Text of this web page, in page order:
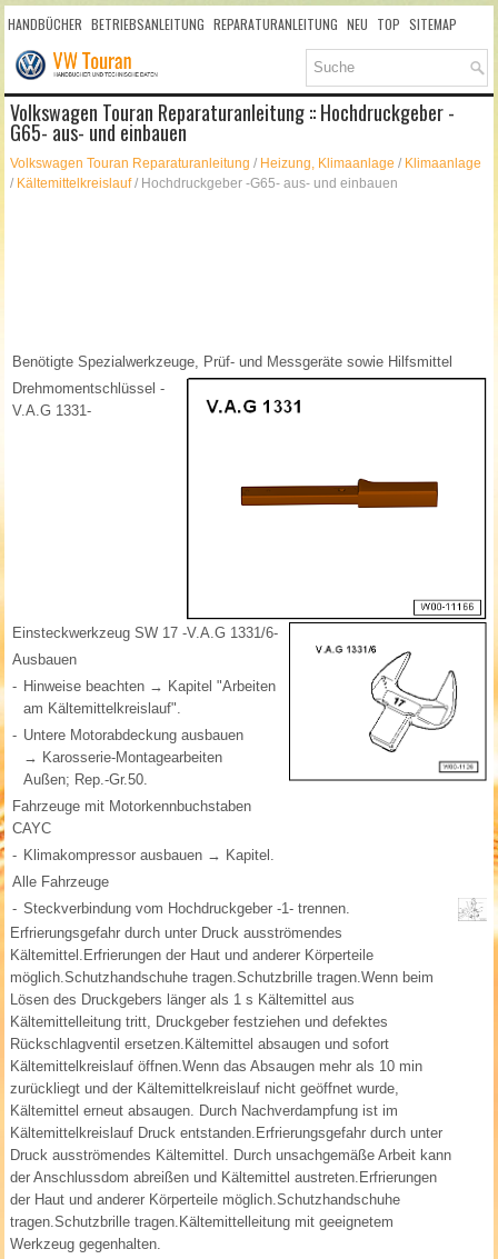
HANDBÜCHER BETRIEBSANLEITUNG REPARATURANLEITUNG NEU TOP SITEMAP
SUCHLAUF
Volkswagen Touran Reparaturanleitung :: Hochdruckgeber -
G65- aus- und einbauen
Volkswagen Touran Reparaturanleitung / Heizung, Klimaanlage / Klimaanlage
/ Kältemittelkreislauf/ Hochdruckgeber -G65- aus- und einbauen
Benötigte Spezialwerkzeuge, Prüf- und Messgeräte sowie Hilfsmittel
Drehmomentschlüssel -
V.A.G 1331-
Einsteckwerkzeug SW 17 -V.A.G 1331/6-
Ausbauen
- Hinweise beachten → Kapitel "Arbeiten
am Kältemittelkreislauf".
- Untere Motorabdeckung ausbauen
→ Karosserie-Montagearbeiten
Außen; Rep.-Gr.50.
Fahrzeuge mit Motorkennbuchstaben
CAYC
- Klimakompressor ausbauen → Kapitel.
Alle Fahrzeuge
- Steckverbindung vom Hochdruckgeber -1- trennen.
Erfrierungsgefahr durch unter Druck ausströmendes
Kältemittel.Erfrierungen der Haut und anderer Körperteile
möglich.Schutzhandschuhe tragen.Schutzbrille tragen.Wenn beim
Lösen des Druckgebers länger als 1 s Kältemittel aus
Kältemittelleitung tritt, Druckgeber festziehen und defektes
Rückschlagventil ersetzen.Kältemittel absaugen und sofort
Kältemittelkreislauf öffnen.Wenn das Absaugen mehr als 10 min
zurückliegt und der Kältemittelkreislauf nicht geöffnet wurde,
Kältemittel erneut absaugen. Durch Nachverdampfung ist im
Kältemittelkreislauf Druck entstanden.Erfrierungsgefahr durch unter
Druck ausströmendes Kältemittel. Durch unsachgemäße Arbeit kann
der Anschlussdom abreißen und Kältemittel austreten.Erfrierungen
der Haut und anderer Körperteile möglich.Schutzhandschuhe
tragen.Schutzbrille tragen.Kältemittelleitung mit geeignetem
Werkzeug gegenhalten.